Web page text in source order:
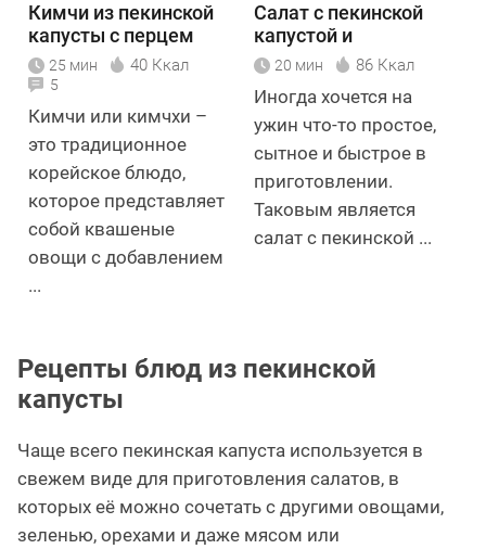
Кимчи из пекинской
капусты с перцем
чили25 мин 40 Ккал
5
Кимчи или кимчхи –
это традиционное
корейское блюдо,
которое представляет
собой квашеные
овощи с добавлением
...
Салат с пекинской
капустой и
сухариками
20 мин 86 Ккал
Иногда хочется на
ужин что-то простое,
сытное и быстрое в
приготовлении.
Таковым является
салат с пекинской ...
Рецепты блюд из пекинской
капусты
Чаще всего пекинская капуста используется в
свежем виде для приготовления салатов, в
которых её можно сочетать с другими овощами,
зеленью, орехами и даже мясом или